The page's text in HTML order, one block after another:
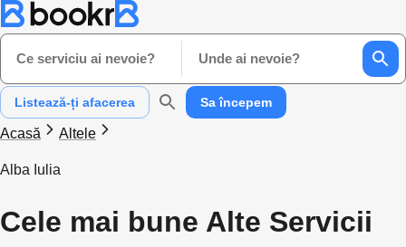
Ce serviciu ai nevoie? Unde ai nevoie?
Listează-ți afacerea Sa începem
Acasă Altele
Alba Iulia
Cele mai bune Alte Servicii